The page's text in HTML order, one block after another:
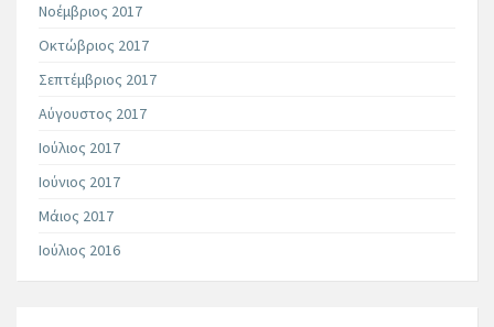
Νοέμβριος 2017
Οκτώβριος 2017
Σεπτέμβριος 2017
Αύγουστος 2017
Ιούλιος 2017
Ιούνιος 2017
Μάιος 2017
Ιούλιος 2016